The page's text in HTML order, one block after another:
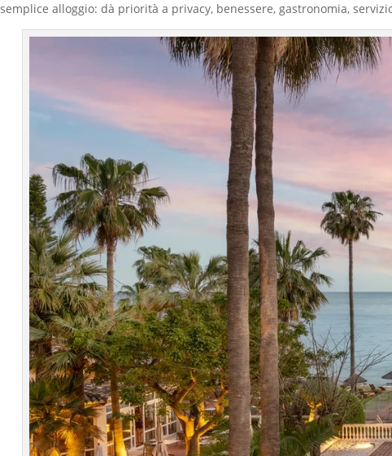
semplice alloggio: dà priorità a privacy, benessere, gastronomia,